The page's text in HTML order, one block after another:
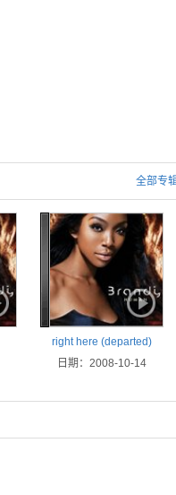
全部专
right here (departed)
日期：2008-10-14